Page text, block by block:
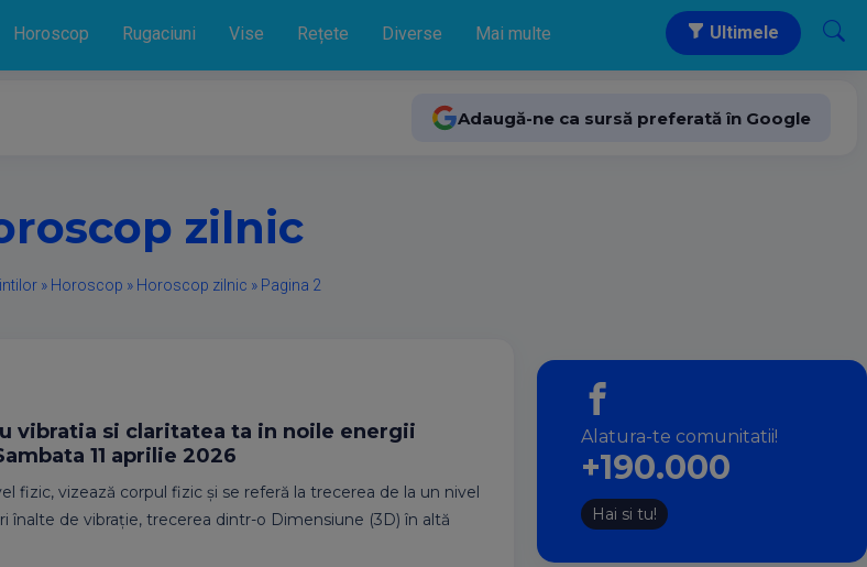
Horoscop Rugaciuni Vise Rețete Diverse Mai multe Ultimele
Adaugă-ne ca sursă preferată în Google
zilnic
» Horoscop » Horoscop zilnic » Pagina 2
vibratia si claritatea ta in noile energii
11 aprilie 2026
fizic, vizează corpul fizic și se referă la trecerea de la un nivel
înalte de vibrație, trecerea dintr-o Dimensiune (3D) în altă
Alatura-te comunitatii!
+190.000
Hai si tu!